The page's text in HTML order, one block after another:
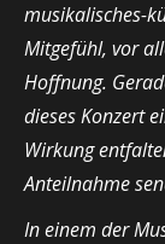
musikalisches-
Mitgefühl, vor
Hoffnung.
dieses Konzert
Wirkung
Anteilnahme
In einem der